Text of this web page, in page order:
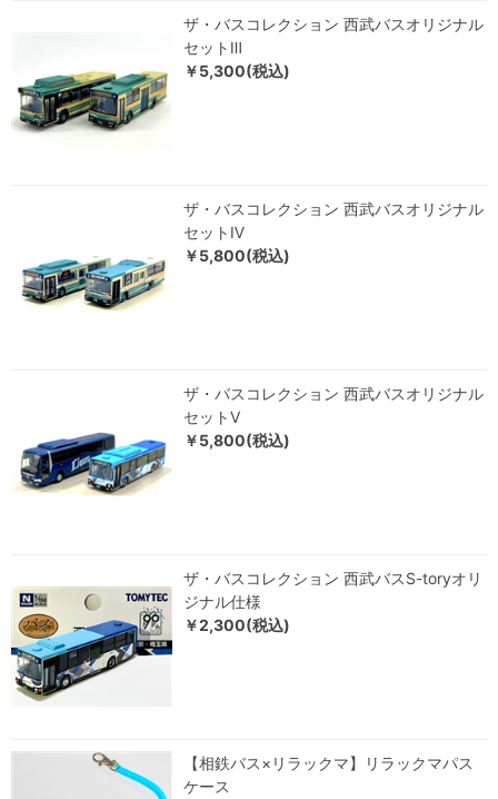
ザ・バスコレクション 西武バスオリジナル
セットⅢ
￥5,300(税込)
ザ・バスコレクション 西武バスオリジナル
セットⅣ
￥5,800(税込)
ザ・バスコレクション 西武バスオリジナル
セットⅤ
￥5,800(税込)
ザ・バスコレクション 西武バスS-toryオリ
ジナル仕様
￥2,300(税込)
【相鉄バス×リラックマ】リラックマパス
ケース